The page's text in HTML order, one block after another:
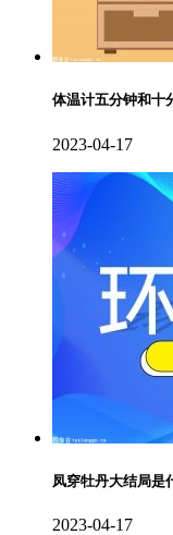
体温计五分钟和十
2023-04-17
凤穿牡丹大结局是
2023-04-17